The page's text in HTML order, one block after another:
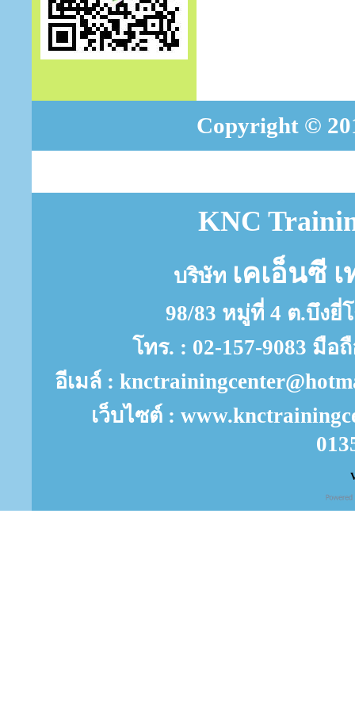
Copyright ©
KNC
บริษัท เคเอ็นซี
98/83 หมู่ที่ 4 ต.บึงยี่
โทร. : 02-157-9083 มือ
อีเมล์ :
เว็บไซต์ :